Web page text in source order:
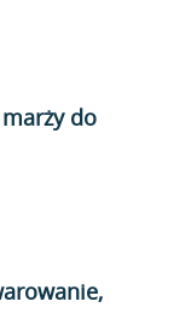
do